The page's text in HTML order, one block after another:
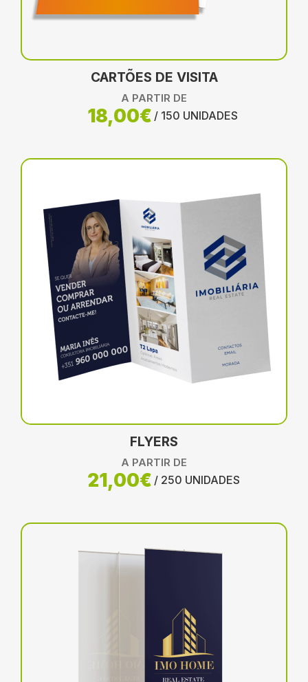
CARTÕES DE VISITA
A PARTIR DE
18,00€ / 150 UNIDADES
FLYERS
A PARTIR DE
21,00€ / 250 UNIDADES